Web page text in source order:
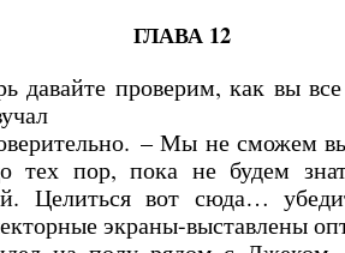
ГЛАВА 12
проверим, как вы
– Мы не сможем
тех пор, пока не будем
Целиться вот сюда…
экраны-выставлены